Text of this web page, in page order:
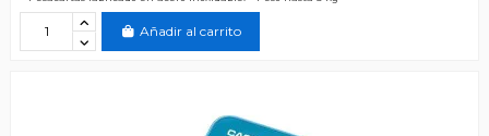
Añadir al carrito